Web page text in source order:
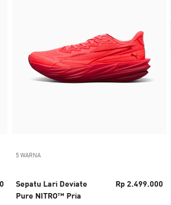
5 WARNA
Sepatu Lari Deviate
Pure NITRO™ Pria
Rp 2.499.000